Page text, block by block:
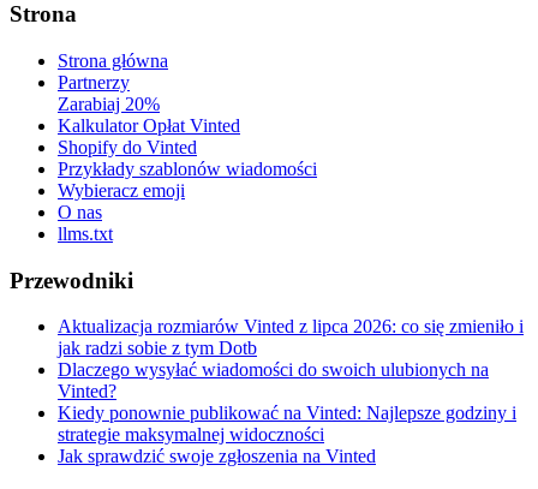
Strona
Strona główna
Partnerzy
Zarabiaj 20%
Kalkulator Opłat Vinted
Shopify do Vinted
Przykłady szablonów wiadomości
Wybieracz emoji
O nas
llms.txt
Przewodniki
Aktualizacja rozmiarów Vinted z lipca 2026: co się zmieniło i
jak radzi sobie z tym Dotb
Dlaczego wysyłać wiadomości do swoich ulubionych na
Vinted?
Kiedy ponownie publikować na Vinted: Najlepsze godziny i
strategie maksymalnej widoczności
Jak sprawdzić swoje zgłoszenia na Vinted